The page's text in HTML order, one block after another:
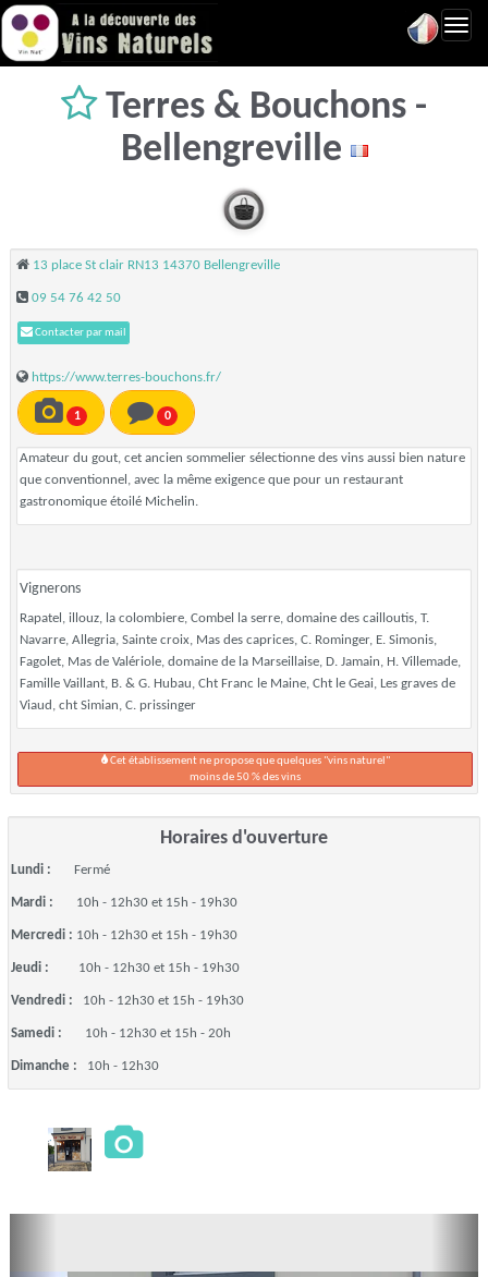
Terres & Bouchons -
Bellengreville
13 place St clair RN13 14370 Bellengreville
09 54 76 42 50
Contacter par mail
https://www.terres-bouchons.fr/
1 0
Amateur du gout, cet ancien sommelier sélectionne des vins aussi bien nature
que conventionnel, avec la même exigence que pour un restaurant
gastronomique étoilé Michelin.
Vignerons
Rapatel, illouz, la colombiere, Combel la serre, domaine des cailloutis, T.
Navarre, Allegria, Sainte croix, Mas des caprices, C. Rominger, E. Simonis,
Fagolet, Mas de Valériole, domaine de la Marseillaise, D. Jamain, H. Villemade,
Famille Vaillant, B. & G. Hubau, Cht Franc le Maine, Cht le Geai, Les graves de
Viaud, cht Simian, C. prissinger
Cet établissement ne propose que quelques "vins naturel"
moins de 50 % des vins
Horaires d'ouverture
Lundi : Fermé
Mardi : 10h - 12h30 et 15h - 19h30
Mercredi : 10h - 12h30 et 15h - 19h30
Jeudi : 10h - 12h30 et 15h - 19h30
Vendredi : 10h - 12h30 et 15h - 19h30
Samedi : 10h - 12h30 et 15h - 20h
Dimanche : 10h - 12h30